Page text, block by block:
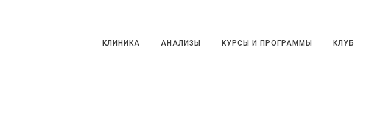
КЛИНИКА АНАЛИЗЫ КУРСЫ И ПРОГРАММЫ КЛУБ
КЛИНИКА АНАЛИЗЫ КУРСЫ И ПРОГРАММЫ КЛУБ